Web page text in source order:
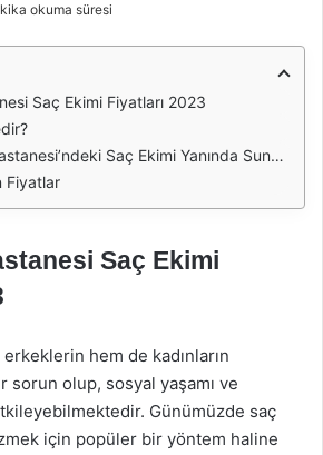
okuma süresi
Saç Ekimi Fiyatları 2023
Saç Ekimi Yanında Sunulan Hizmetler
Fiyatlar
Saç Ekimi
hem de kadınların
sorun olup, sosyal yaşamı ve
Günümüzde saç
için popüler bir yöntem haline